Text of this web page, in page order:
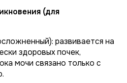
(для
развивается на
здоровых почек,
мочи связано только с